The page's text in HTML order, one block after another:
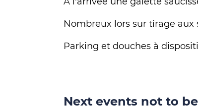
Nombreux lors sur tirage aux
Parking et douches à
Next events not to